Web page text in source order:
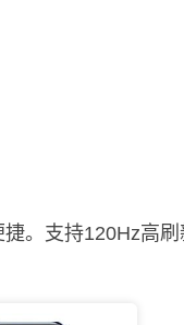
。支持120Hz高刷